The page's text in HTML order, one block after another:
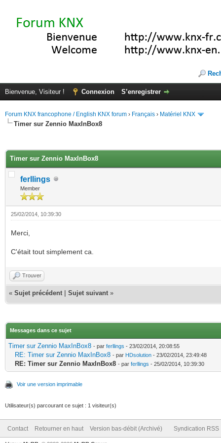
Bienvenue, Visiteur ! Connexion S’enregistrer
Forum KNX francophone / English KNX forum › Français › Matériel KNX
Timer sur Zennio MaxInBox8
Timer sur Zennio MaxInBox8
ferllings
Member
25/02/2014, 10:39:30
Merci,
C'était tout simplement ca.
Trouver
« Sujet précédent Sujet suivant »
Messages dans ce sujet
Timer sur Zennio MaxInBox8 - par ferllings - 23/02/2014, 20:08:55
RE: Timer sur Zennio MaxInBox8 - par HDsolution - 23/02/2014, 23:49:48
RE: Timer sur Zennio MaxInBox8 - par ferllings - 25/02/2014, 10:39:30
Voir une version imprimable
Utilisateur(s) parcourant ce sujet : 1 visiteur(s)
Contact Retourner en haut Version bas-débit (Archivé) Syndication RSS